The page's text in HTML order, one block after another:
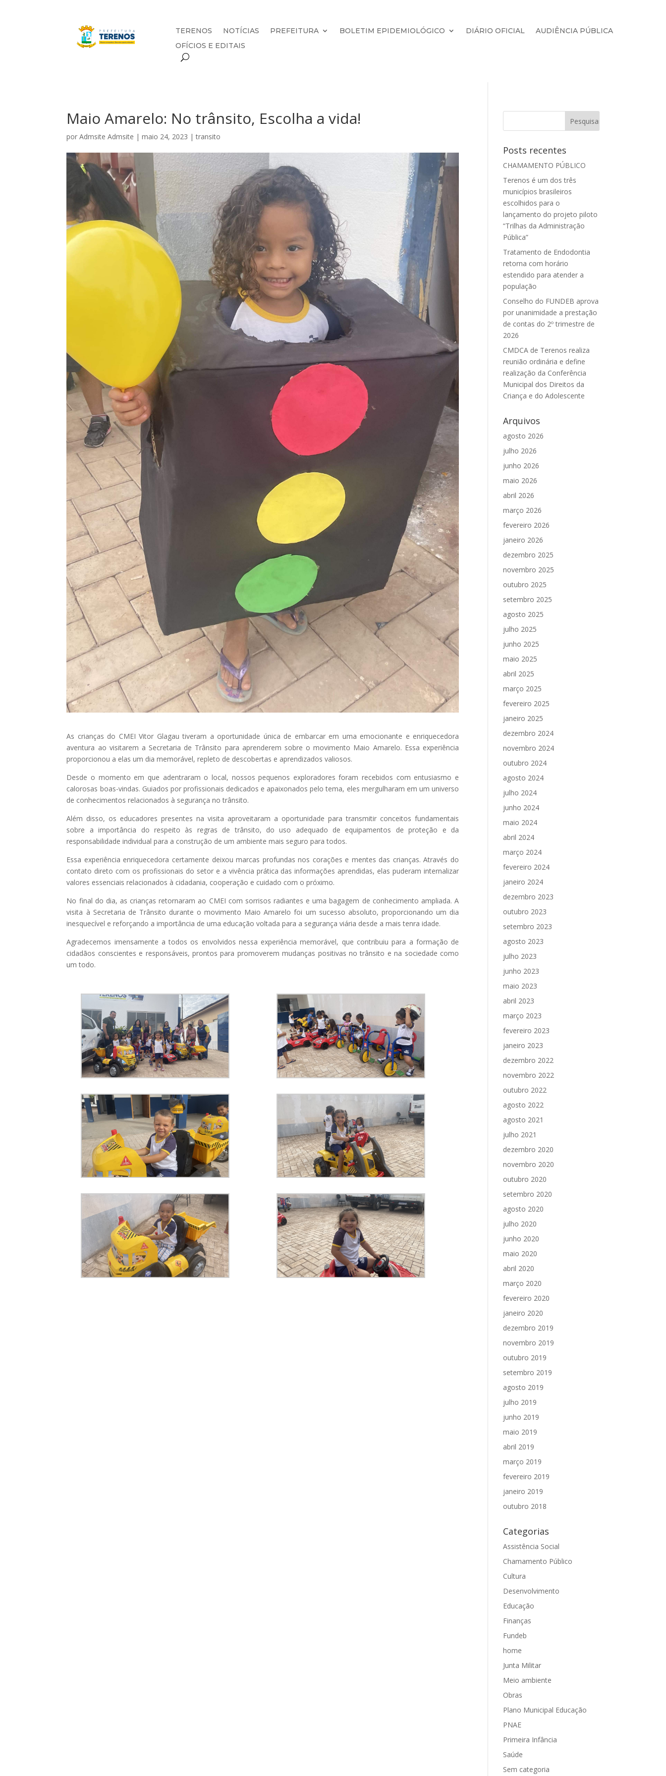
TERENOS NOTÍCIAS PREFEITURA BOLETIM EPIDEMIOLÓGICO DIÁRIO OFICIAL
AUDIÊNCIA PÚBLICA
OFÍCIOS E EDITAIS
Maio Amarelo: No trânsito, Escolha a vida!
porAdmsite Admsite |maio 24, 2023 |transito
As crianças do CMEI Vitor Glagau tiveram a oportunidade única de embarcar em uma emocionante e enriquecedora
aventura ao visitarem a Secretaria de Trânsito para aprenderem sobre o movimento Maio Amarelo. Essa experiência
proporcionou a elas um dia memorável, repleto de descobertas e aprendizados valiosos.
Desde o momento em que adentraram o local, nossos pequenos exploradores foram recebidos com entusiasmo e
calorosas boas-vindas. Guiados por profissionais dedicados e apaixonados pelo tema, eles mergulharam em um universo
de conhecimentos relacionados à segurança no trânsito.
Além disso, os educadores presentes na visita aproveitaram a oportunidade para transmitir conceitos fundamentais
sobre a importância do respeito às regras de trânsito, do uso adequado de equipamentos de proteção e da
responsabilidade individual para a construção de um ambiente mais seguro para todos.
Essa experiência enriquecedora certamente deixou marcas profundas nos corações e mentes das crianças. Através do
contato direto com os profissionais do setor e a vivência prática das informações aprendidas, elas puderam internalizar
valores essenciais relacionados à cidadania, cooperação e cuidado com o próximo.
No final do dia, as crianças retornaram ao CMEI com sorrisos radiantes e uma bagagem de conhecimento ampliada. A
visita à Secretaria de Trânsito durante o movimento Maio Amarelo foi um sucesso absoluto, proporcionando um dia
inesquecível e reforçando a importância de uma educação voltada para a segurança viária desde a mais tenra idade.
Agradecemos imensamente a todos os envolvidos nessa experiência memorável, que contribuiu para a formação de
cidadãos conscientes e responsáveis, prontos para promoverem mudanças positivas no trânsito e na sociedade como
um todo.
Posts recentes
CHAMAMENTO PÚBLICO
Terenos é um dos três
municípios brasileiros
escolhidos para o
lançamento do projeto piloto
“Trilhas da Administração
Pública”
Tratamento de Endodontia
retorna com horário
estendido para atender a
população
Conselho do FUNDEB aprova
por unanimidade a prestação
de contas do 2º trimestre de
2026
CMDCA de Terenos realiza
reunião ordinária e define
realização da Conferência
Municipal dos Direitos da
Criança e do Adolescente
Arquivos
agosto 2026
julho 2026
junho 2026
maio 2026
abril 2026
março 2026
fevereiro 2026
janeiro 2026
dezembro 2025
novembro 2025
outubro 2025
setembro 2025
agosto 2025
julho 2025
junho 2025
maio 2025
abril 2025
março 2025
fevereiro 2025
janeiro 2025
dezembro 2024
novembro 2024
outubro 2024
agosto 2024
julho 2024
junho 2024
maio 2024
abril 2024
março 2024
fevereiro 2024
janeiro 2024
dezembro 2023
outubro 2023
setembro 2023
agosto 2023
julho 2023
junho 2023
maio 2023
abril 2023
março 2023
fevereiro 2023
janeiro 2023
dezembro 2022
novembro 2022
outubro 2022
agosto 2022
agosto 2021
julho 2021
dezembro 2020
novembro 2020
outubro 2020
setembro 2020
agosto 2020
julho 2020
junho 2020
maio 2020
abril 2020
março 2020
fevereiro 2020
janeiro 2020
dezembro 2019
novembro 2019
outubro 2019
setembro 2019
agosto 2019
julho 2019
junho 2019
maio 2019
abril 2019
março 2019
fevereiro 2019
janeiro 2019
outubro 2018
Categorias
Assistência Social
Chamamento Público
Cultura
Desenvolvimento
Educação
Finanças
Fundeb
home
Junta Militar
Meio ambiente
Obras
Plano Municipal Educação
PNAE
Primeira Infância
Saúde
Sem categoria